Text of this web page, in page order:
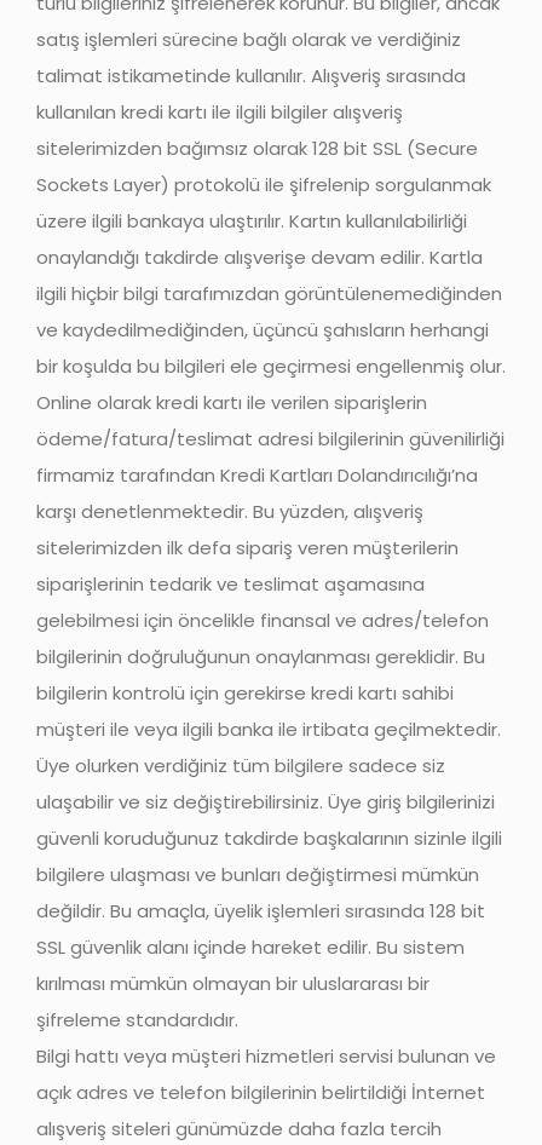
satış işlemleri sürecine bağlı olarak ve verdiğiniz
talimat istikametinde kullanılır. Alışveriş sırasında
kullanılan kredi kartı ile ilgili bilgiler alışveriş
sitelerimizden bağımsız olarak 128 bit SSL (Secure
Sockets Layer) protokolü ile şifrelenip sorgulanmak
üzere ilgili bankaya ulaştırılır. Kartın kullanılabilirliği
onaylandığı takdirde alışverişe devam edilir. Kartla
ilgili hiçbir bilgi tarafımızdan görüntülenemediğinden
ve kaydedilmediğinden, üçüncü şahısların herhangi
bir koşulda bu bilgileri ele geçirmesi engellenmiş olur.
Online olarak kredi kartı ile verilen siparişlerin
ödeme/fatura/teslimat adresi bilgilerinin güvenilirliği
firmamiz tarafından Kredi Kartları Dolandırıcılığı’na
karşı denetlenmektedir. Bu yüzden, alışveriş
sitelerimizden ilk defa sipariş veren müşterilerin
siparişlerinin tedarik ve teslimat aşamasına
gelebilmesi için öncelikle finansal ve adres/telefon
bilgilerinin doğruluğunun onaylanması gereklidir. Bu
bilgilerin kontrolü için gerekirse kredi kartı sahibi
müşteri ile veya ilgili banka ile irtibata geçilmektedir.
Üye olurken verdiğiniz tüm bilgilere sadece siz
ulaşabilir ve siz değiştirebilirsiniz. Üye giriş bilgilerinizi
güvenli koruduğunuz takdirde başkalarının sizinle ilgili
bilgilere ulaşması ve bunları değiştirmesi mümkün
değildir. Bu amaçla, üyelik işlemleri sırasında 128 bit
SSL güvenlik alanı içinde hareket edilir. Bu sistem
kırılması mümkün olmayan bir uluslararası bir
şifreleme standardıdır.
Bilgi hattı veya müşteri hizmetleri servisi bulunan ve
açık adres ve telefon bilgilerinin belirtildiği İnternet
alışveriş siteleri günümüzde daha fazla tercih